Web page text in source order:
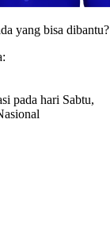
yang bisa dibantu?
pada hari Sabtu,